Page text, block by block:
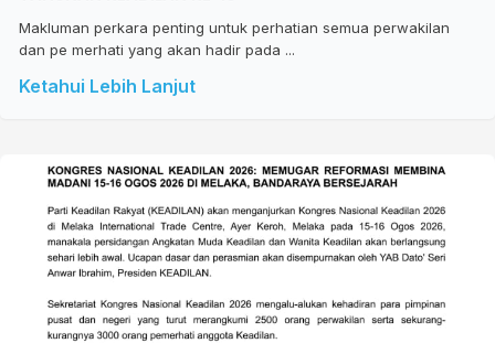
Makluman perkara penting untuk perhatian semua perwakilan
dan pe merhati yang akan hadir pada ...
Ketahui Lebih Lanjut